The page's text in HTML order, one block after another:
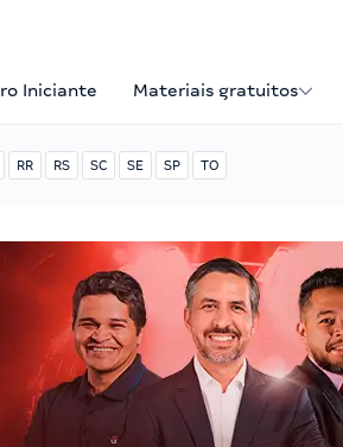
Iniciante Materiais gratuitos
RR RS SC SE SP TO